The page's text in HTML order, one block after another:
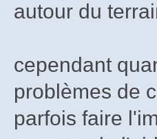
autour du
cependant
problèmes de
parfois faire